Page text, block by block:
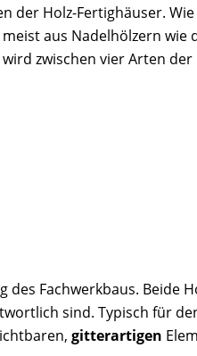
Holz-Fertighäuser.
aus Nadelhölzern wie
zwischen vier Arten
Fachwerkbaus. Beide
sind. Typisch für
gitterartigen